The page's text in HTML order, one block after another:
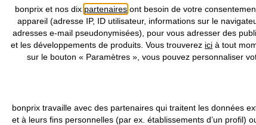
bonprix et nos dix partenaires ont besoin de votre
appareil (adresse IP, ID utilisateur, informations sur le
adresses e-mail pseudonymisées), pour vous adresser des
et les développements de produits. Vous trouverez ici à tout
sur le bouton « Paramètres », vous pouvez personnaliser
bonprix travaille avec des partenaires qui traitent les données
et à leurs fins personnelles (par ex. établissements d’un profil)